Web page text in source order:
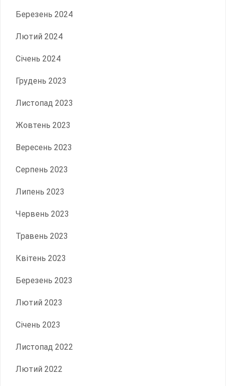
Березень 2024
Лютий 2024
Січень 2024
Грудень 2023
Листопад 2023
Жовтень 2023
Вересень 2023
Серпень 2023
Липень 2023
Червень 2023
Травень 2023
Квітень 2023
Березень 2023
Лютий 2023
Січень 2023
Листопад 2022
Лютий 2022